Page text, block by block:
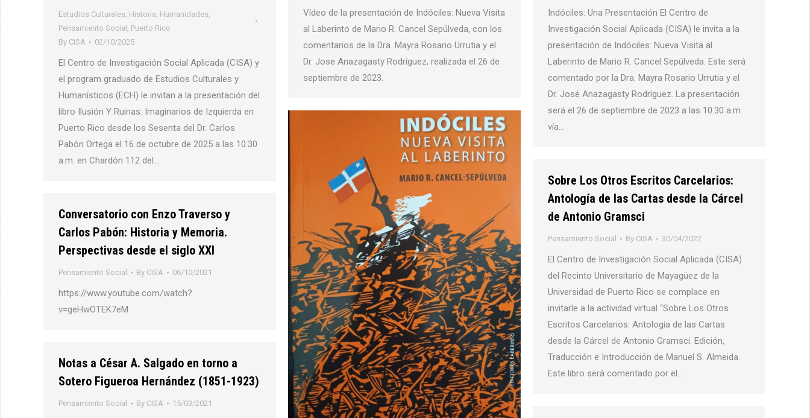
Estudios Culturales, Historia, Humanidades,
Pensamiento Social , Puerto Rico
By CISA 02/10/2025
El Centro de Investigación Social Aplicada (CISA) y
el program graduado de Estudios Culturales y
Humanísticos (ECH) le invitan a la presentación del
libro Ilusión Y Ruinas: Imaginarios de Izquierda en
Puerto Rico desde los Sesenta del Dr. Carlos
Pabón Ortega el 16 de octubre de 2025 a las 10:30
a.m. en Chardón 112 del…
Vídeo de la presentación de Indóciles: Nueva Visita
al Laberinto de Mario R. Cancel Sepúlveda, con los
comentarios de la Dra. Mayra Rosario Urrutia y el
Dr. Jose Anazagasty Rodríguez, realizada el 26 de
septiembre de 2023.
Indóciles: Una Presentación El Centro de
Investigación Social Aplicada (CISA) le invita a la
presentación de Indóciles: Nueva Visita al
Laberinto de Mario R. Cancel Sepúlveda. Este será
comentado por la Dra. Mayra Rosario Urrutia y el
Dr. José Anazagasty Rodríguez. La presentación
será el 26 de septiembre de 2023 a las 10:30 a.m.
vía…
Sobre Los Otros Escritos Carcelarios:
Antología de las Cartas desde la Cárcel
de Antonio Gramsci
Pensamiento Social By CISA 30/04/2022
El Centro de Investigación Social Aplicada (CISA)
del Recinto Universitario de Mayagüez de la
Universidad de Puerto Rico se complace en
invitarle a la actividad virtual “Sobre Los Otros
Escritos Carcelarios: Antología de las Cartas
desde la Cárcel de Antonio Gramsci. Edición,
Traducción e Introducción de Manuel S. Almeida.
Este libro será comentado por el…
Conversatorio con Enzo Traverso y
Carlos Pabón: Historia y Memoria.
Perspectivas desde el siglo XXI
Pensamiento Social By CISA 06/10/2021
https://www.youtube.com/watch?
v=geHwOTEK7eM
Notas a César A. Salgado en torno a
Sotero Figueroa Hernández (1851-1923)
Pensamiento Social By CISA 15/03/2021